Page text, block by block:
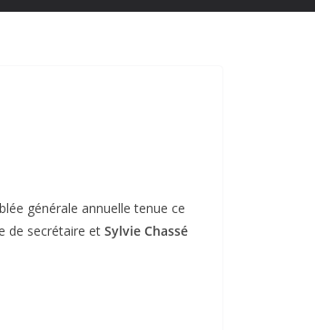
générale annuelle tenue ce
de secrétaire et Sylvie Chassé